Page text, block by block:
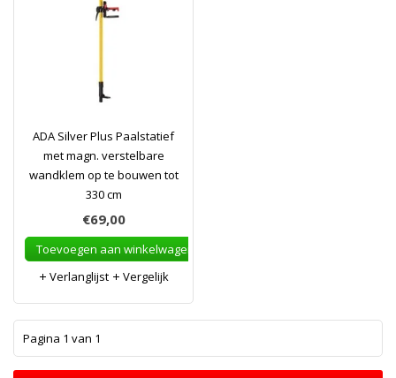
ADA Silver Plus Paalstatief
met magn. verstelbare
wandklem op te bouwen tot
330 cm
€69,00
Toevoegen aan winkelwagen
Verlanglijst
Vergelijk
Pagina 1 van 1